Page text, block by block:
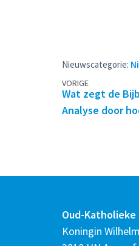
Nieuwscategorie:
VORIGE
Wat zegt de
Analyse door
Oud-
Koningin